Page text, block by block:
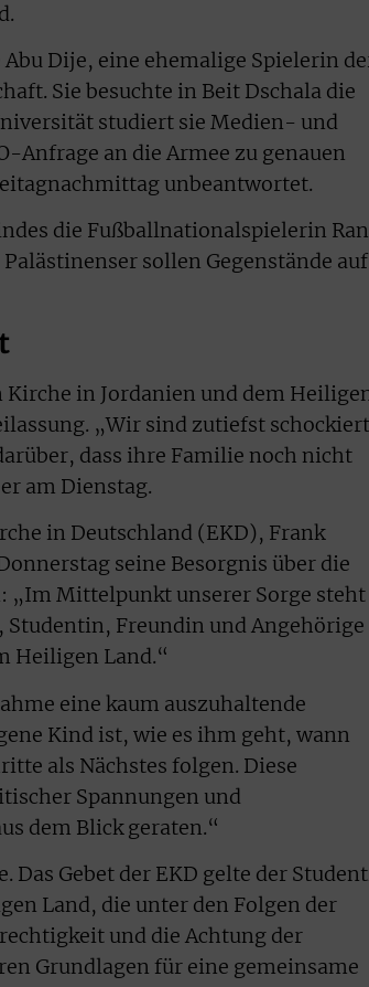
Dije, eine ehemalige Spielerin
Sie besuchte in Beit Dschala die
studiert sie Medien- und
Anfrage an die Armee zu genauen
unbeantwortet.
die Fußballnationalspielerin
sollen Gegenstände auf
in Jordanien und dem
„Wir sind zutiefst schockiert
dass ihre Familie noch nicht
am Dienstag.
in Deutschland (EKD), Frank
seine Besorgnis über die
„Im Mittelpunkt unserer Sorge steht
Freundin und Angehörige
Heiligen Land.“
eine kaum auszuhaltende
Kind ist, wie es ihm geht, wann
als Nächstes folgen. Diese
Spannungen und
dem Blick geraten.“
Gebet der EKD gelte der
Land, die unter den Folgen der
und die Achtung der
Grundlagen für eine gemeinsame